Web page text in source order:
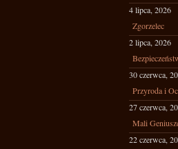
4 lipca, 2026
Zgorzelec
2 lipca, 2026
30 czerwca,
Przyroda i
27 czerwca,
Mali
22 czerwca,